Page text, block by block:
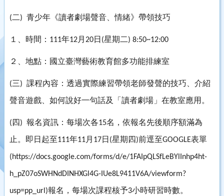
(二) 青少年《讀者劇場聲音、情緒》帶領技巧
１、時間： 111年12月 20日 (星期二) 8:50~12:00
２、地點：國立臺灣藝術教育館多功能排練室
(三) 課程內容：透過實際練習帶領老師發聲的技巧、介紹
聲音遊戲、如何說好一句話及「讀者劇場」在教室應用。
( 四) 報名資訊：每場次各15名，依報名先後順序額滿為
止。即日起至111年11月 17日 (星期四)前逕至GOOGLE表單
(https://docs.google.com/forms/d/e/1FAIpQLSfLeBYlInhp4ht-
h_pZ07oSWHNdDINHXGl4G-IUe8L9411V6A/viewform?
usp=pp_url)報名，每場次課程核予3小時研習時數。